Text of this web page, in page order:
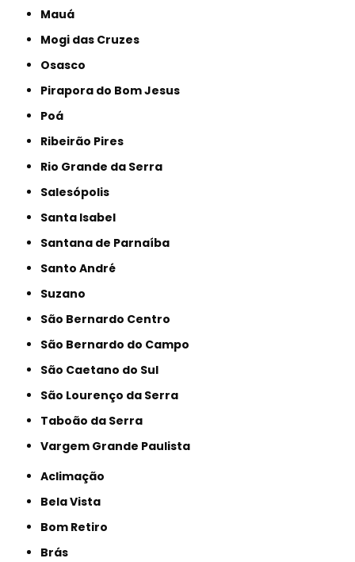
Mauá
Mogi das Cruzes
Osasco
Pirapora do Bom Jesus
Poá
Ribeirão Pires
Rio Grande da Serra
Salesópolis
Santa Isabel
Santana de Parnaíba
Santo André
Suzano
São Bernardo Centro
São Bernardo do Campo
São Caetano do Sul
São Lourenço da Serra
Taboão da Serra
Vargem Grande Paulista
Aclimação
Bela Vista
Bom Retiro
Brás